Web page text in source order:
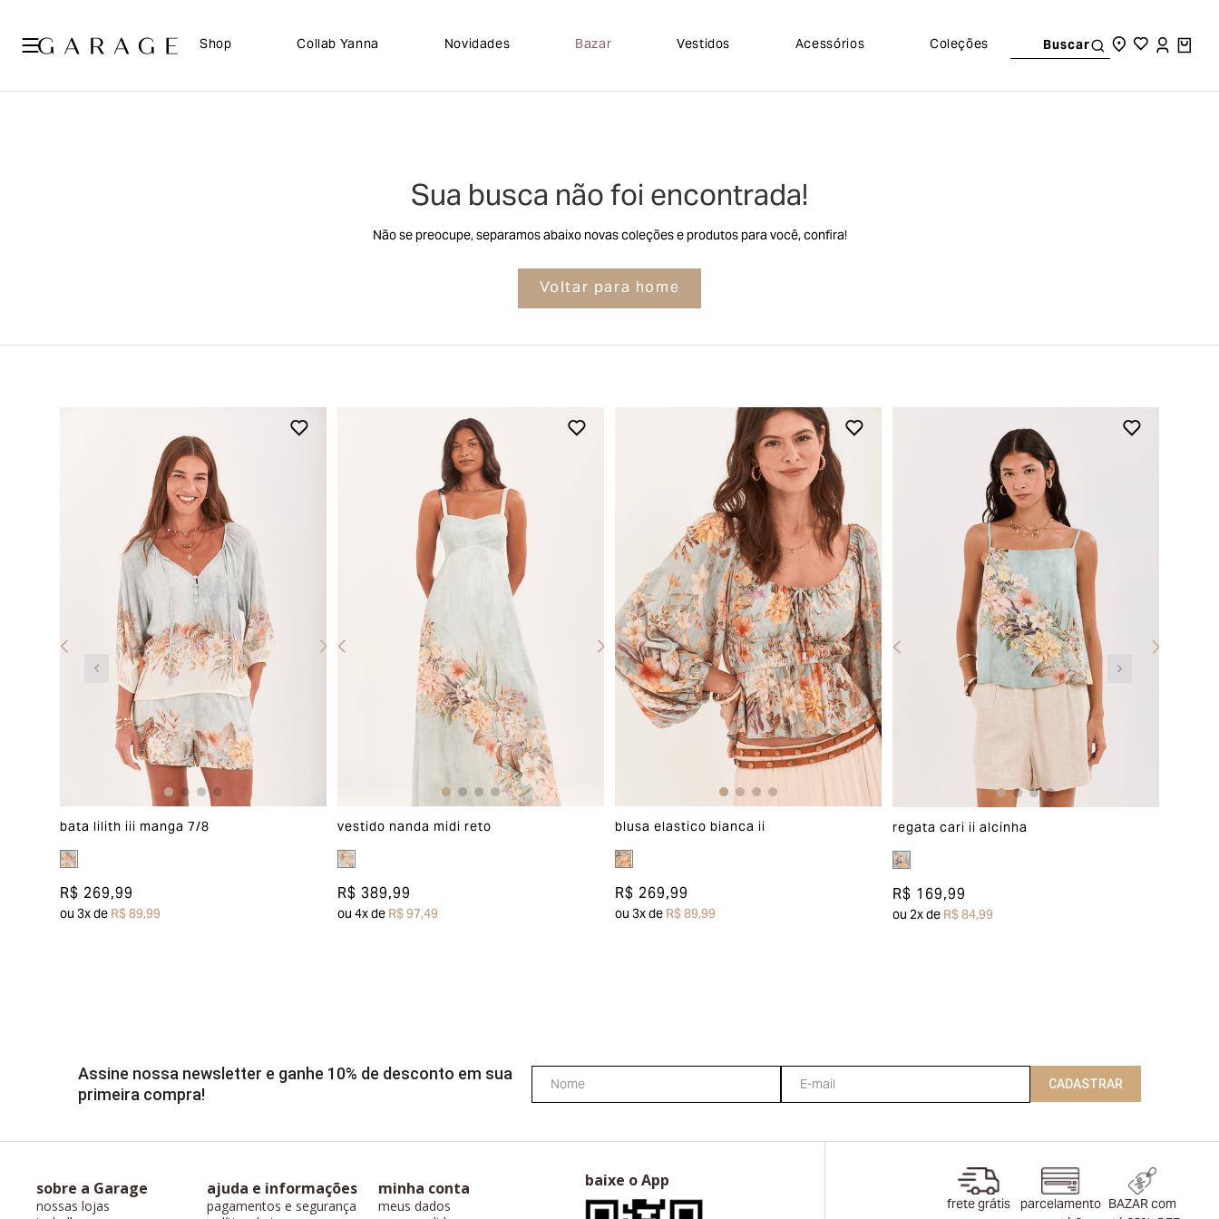
Shop Collab Yanna Novidades Bazar Vestidos Acessórios Coleções Buscar
Sua busca não foi encontrada!
Não se preocupe, separamos abaixo novas coleções e produtos para você, confira!
Voltar para home
bata lilith iii manga 7/8
R$ 269,99
ou3x deR$ 89,99
vestido nanda midi reto
R$ 389,99
ou4x deR$ 97,49
blusa elastico bianca ii
R$ 269,99
ou3x deR$ 89,99
regata cari ii alcinha
R$ 169,99
ou2x deR$ 84,99
Assine nossa newsletter e ganhe 10% de desconto em sua
primeira compra!
CADASTRAR
sobre a Garage
nossas lojas
ajuda e informações
pagamentos e segurança
minha conta
meus dados
baixe o App
frete grátis parcelamento BAZAR com